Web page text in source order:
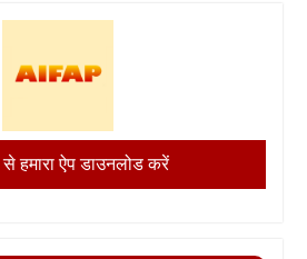
से हमारा ऐप डाउनलोड करें